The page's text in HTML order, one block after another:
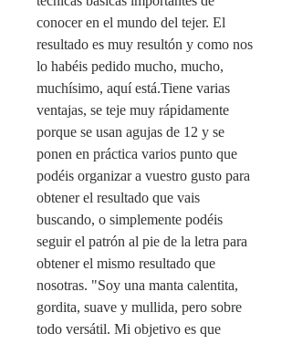
conocer en el mundo del tejer. El
resultado es muy resultón y como nos
lo habéis pedido mucho, mucho,
muchísimo, aquí está.Tiene varias
ventajas, se teje muy rápidamente
porque se usan agujas de 12 y se
ponen en práctica varios punto que
podéis organizar a vuestro gusto para
obtener el resultado que vais
buscando, o simplemente podéis
seguir el patrón al pie de la letra para
obtener el mismo resultado que
nosotras. "Soy una manta calentita,
gordita, suave y mullida, pero sobre
todo versátil. Mi objetivo es que